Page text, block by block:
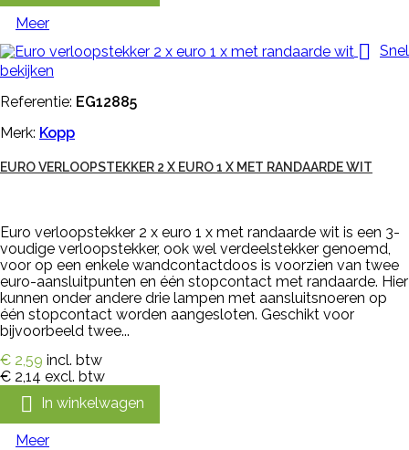
Meer
 Snel
bekijken
Referentie: EG12885
Merk: Kopp
EURO VERLOOPSTEKKER 2 X EURO 1 X MET RANDAARDE WIT
Euro verloopstekker 2 x euro 1 x met randaarde wit is een 3-
voudige verloopstekker, ook wel verdeelstekker genoemd,
voor op een enkele wandcontactdoos is voorzien van twee
euro-aansluitpunten en één stopcontact met randaarde. Hier
kunnen onder andere drie lampen met aansluitsnoeren op
één stopcontact worden aangesloten. Geschikt voor
bijvoorbeeld twee...
€ 2,59 incl. btw
€ 2,14 excl. btw
 In winkelwagen
Meer